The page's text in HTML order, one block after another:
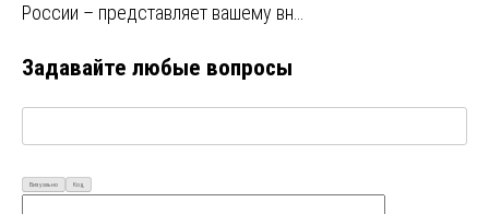
России – представляет вашему вн…
Задавайте любые вопросы
Визуально Код